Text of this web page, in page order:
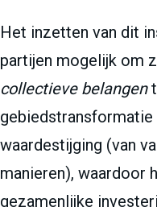
Het inzetten van dit
partijen mogelijk om
collectieve belangen
waardestijging (van
manieren), waardoor
gezamenlijke